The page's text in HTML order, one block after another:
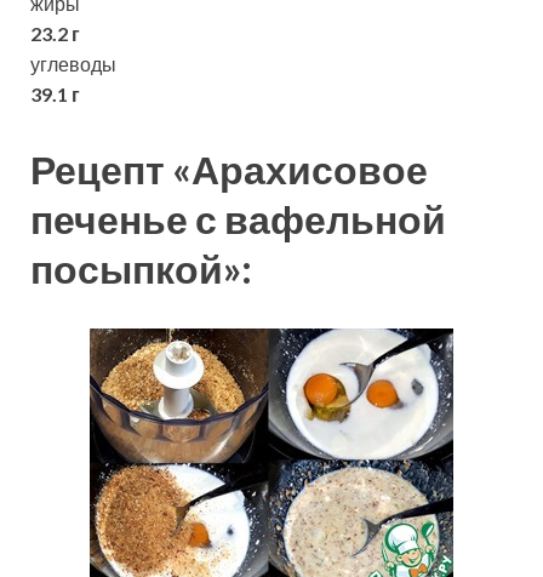
23.2 г
углеводы
39.1 г
Рецепт «Арахисовое
печенье с вафельной
посыпкой»: